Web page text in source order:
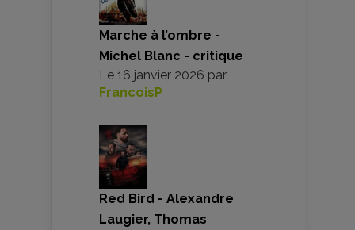
Marche à l’ombre -
Michel Blanc - critique
Le 16 janvier 2026 par
FrancoisP
Red Bird - Alexandre
Laugier, Thomas